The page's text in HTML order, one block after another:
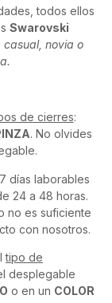
todos ellos
Swarovski
casual, novia o
de cierres:
. No olvides
días laborables
24 a 48 horas.
no es suficiente
con nosotros.
tipo de
desplegable
o en un COLOR